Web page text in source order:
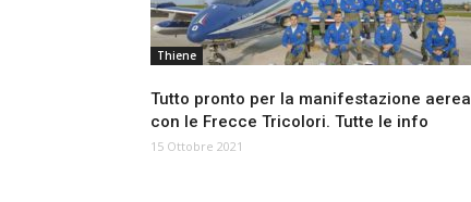
Thiene
Tutto pronto per la manifestazione aerea
con le Frecce Tricolori. Tutte le info
15 Ottobre 2021